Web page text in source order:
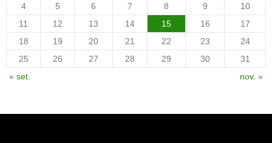
4
5 6 7 8 9
10
11
12 13 14 15 16
17
18
19 20 21 22 23
24
25
26 27 28 29 30
31
« set.
nov. »